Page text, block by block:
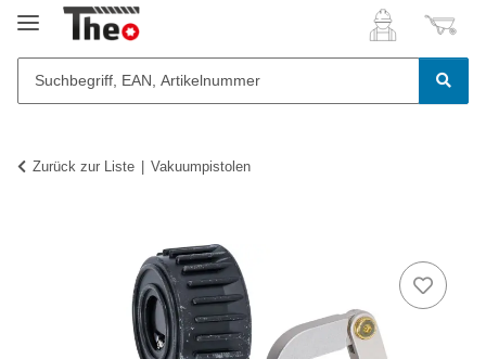
Zurück zur Liste Vakuumpistolen